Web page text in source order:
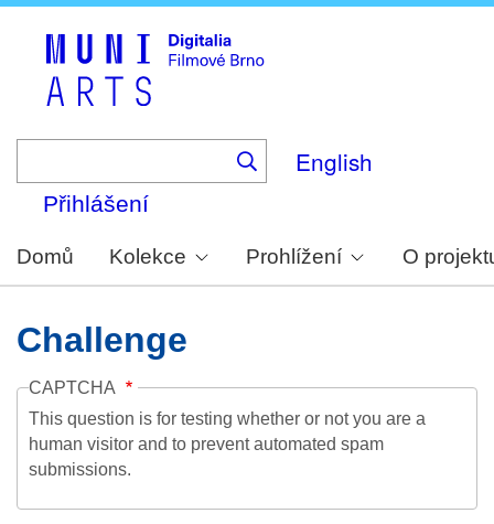
English
Přihlášení
Domů Kolekce Prohlížení O
Challenge
CAPTCHA
This question is for testing whether or not you are a
human visitor and to prevent automated spam
submissions.